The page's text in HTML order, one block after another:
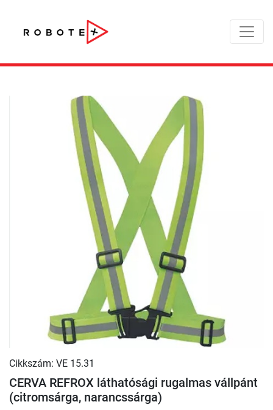
Cikkszám: VE 15.31
CERVA REFROX láthatósági rugalmas vállpánt
(citromsárga, narancssárga)